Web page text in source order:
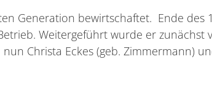
Generation bewirtschaftet. Ende des
Weitergeführt wurde er zunächst
Christa Eckes (geb. Zimmermann)